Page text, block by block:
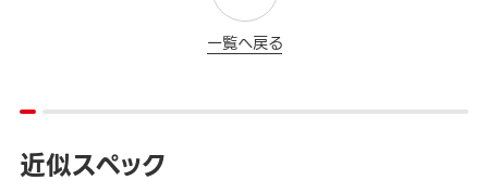
一覧へ戻る
近似スペック